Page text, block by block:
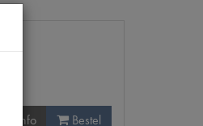
Info
Bestel